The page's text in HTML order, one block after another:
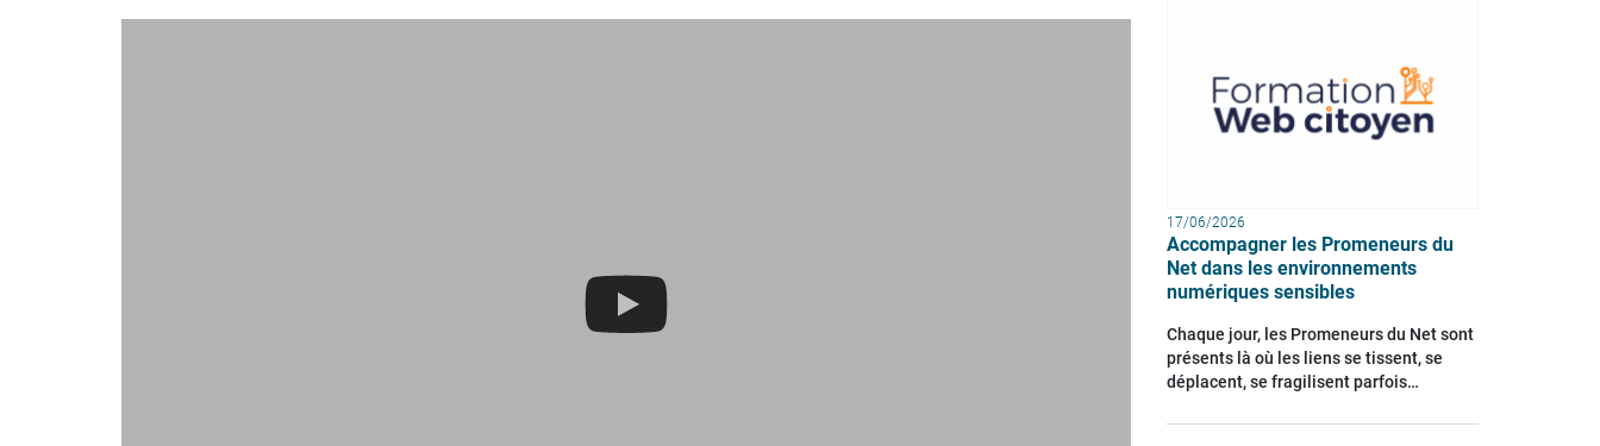
17/06/2026
Accompagner les Promeneurs du
Net dans les environnements
numériques sensibles
Chaque jour, les Promeneurs du Net sont
présents là où les liens se tissent, se
déplacent, se fragilisent parfois…